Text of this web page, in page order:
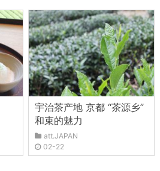
宇治茶产地 京都 “茶源乡”
和束的魅力
att.JAPAN
02-22